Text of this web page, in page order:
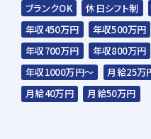
ブランクOK
休日シフト制
年収450万円
年収500万円
年収700万円
年収800万円
年収1000万円～
月給25万
月給40万円
月給50万円